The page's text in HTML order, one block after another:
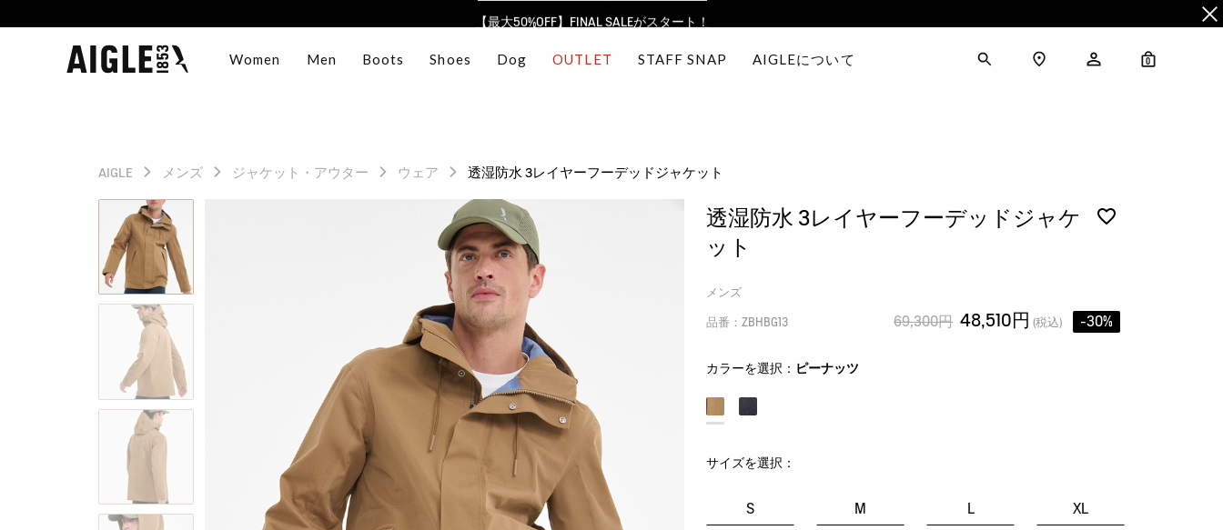
【最大50%OFF】FINAL SALEがスタート！
AIGLE CLUB ポイントサービス終了のお知らせ
AIGLE CLUB ポイントサービス終了のお知らせ
Women Men Boots Shoes Dog OUTLET STAFF SNAP AIGLEについて 0
AIGLE メンズ ジャケット・アウター ウェア 透湿防水 3レイヤーフーデッドジャケット
透湿防水 3レイヤーフーデッドジャケ
ット
メンズ
品番：ZBHBG13 69,300円 48,510円 (税込) -30%
カラーを選択： ピーナッツ
サイズを選択：
S M L XL